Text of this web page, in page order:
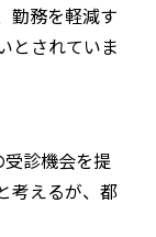
勤務を軽減す
とされていま
診機会を提
考えるが、都